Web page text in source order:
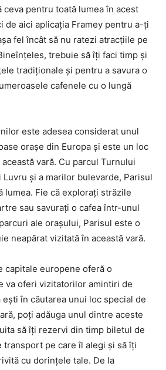
ceva pentru toată lumea în acest
de aici aplicația Framey pentru a-ți
fel încât să nu ratezi atracțiile pe
trebuie să îți faci timp și
tradiționale și pentru a savura o
cafenele cu o lungă
este adesea considerat unul
orașe din Europa și este un loc
vară. Cu parcul Turnului
și a marilor bulevarde, Parisul
lumea. Fie că explorați străzile
sau savurați o cafea într-unul
ale orașului, Parisul este o
neapărat vizitată în această vară.
capitale europene oferă o
va oferi vizitatorilor amintiri de
ești în căutarea unui loc special de
poți adăuga unul dintre aceste
să îți rezervi din timp biletul de
transport pe care îl alegi și să îți
cu dorințele tale. De la